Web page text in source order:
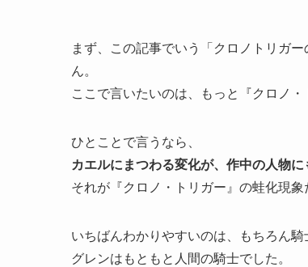
まず、この記事でいう「クロノトリガ
ん。
ここで言いたいのは、もっと『クロノ・
ひとことで言うなら、
カエルにまつわる変化が、作中の人物
それが『クロノ・トリガー』の蛙化現象
いちばんわかりやすいのは、もちろん騎
グレンはもともと人間の騎士でした。